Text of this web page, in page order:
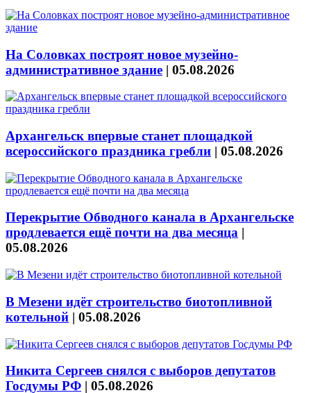
На Соловках построят новое музейно-
административное здание | 05.08.2026
Архангельск впервые станет площадкой
всероссийского праздника гребли | 05.08.2026
Перекрытие Обводного канала в Архангельске
продлевается ещё почти на два месяца |
05.08.2026
В Мезени идёт строительство биотопливной
котельной | 05.08.2026
Никита Сергеев снялся с выборов депутатов
Госдумы РФ | 05.08.2026